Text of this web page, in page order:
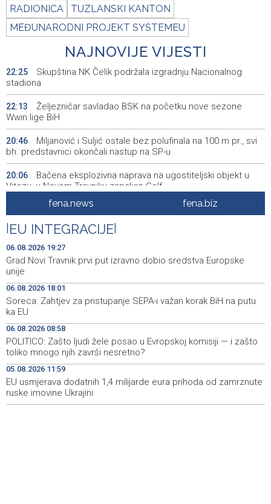
RADIONICA
TUZLANSKI KANTON
MEĐUNARODNI PROJEKT SYSTEMEU
NAJNOVIJE VIJESTI
22:25
Skupština NK Čelik podržala izgradnju Nacionalnog
stadiona
22:13
Željezničar savladao BSK na početku nove sezone
Wwin lige BiH
20:46
Miljanović i Suljić ostale bez polufinala na 100 m pr., svi
bh. predstavnici okončali nastup na SP-u
20:06
Bačena eksplozivna naprava na ugostiteljski objekt u
Vitezu, u Novom Travniku zapaljen Golf
Galerija ULUPUBiH otvara novu izlagačku sezonu,
predstavlja novi izlagački program
19:44 Faris Dževahirić novi nogometaš Veleža
19:21 Announcement of events for Saturday, 8 August 2026
19:10
Rudari Milanovića ubijedili da ode kući, Memčić se već
ponovo vratio u jamu 'Raspotočje'
19:03
Sarajevo Film Festival presents Kinoscope and
Kinoscope Surreal programs
Najave događaja za 8. 8. 2026. godine (subota)
fena.news fena.biz
EU INTEGRACIJE
06.08.2026 19:27
Grad Novi Travnik prvi put izravno dobio sredstva Europske
unije
06.08.2026 18:01
Soreca: Zahtjev za pristupanje SEPA-i važan korak BiH na putu
ka EU
06.08.2026 08:58
POLITICO: Zašto ljudi žele posao u Evropskoj komisiji — i zašto
toliko mnogo njih završi nesretno?
05.08.2026 11:59
EU usmjerava dodatnih 1,4 milijarde eura prihoda od zamrznute
ruske imovine Ukrajini